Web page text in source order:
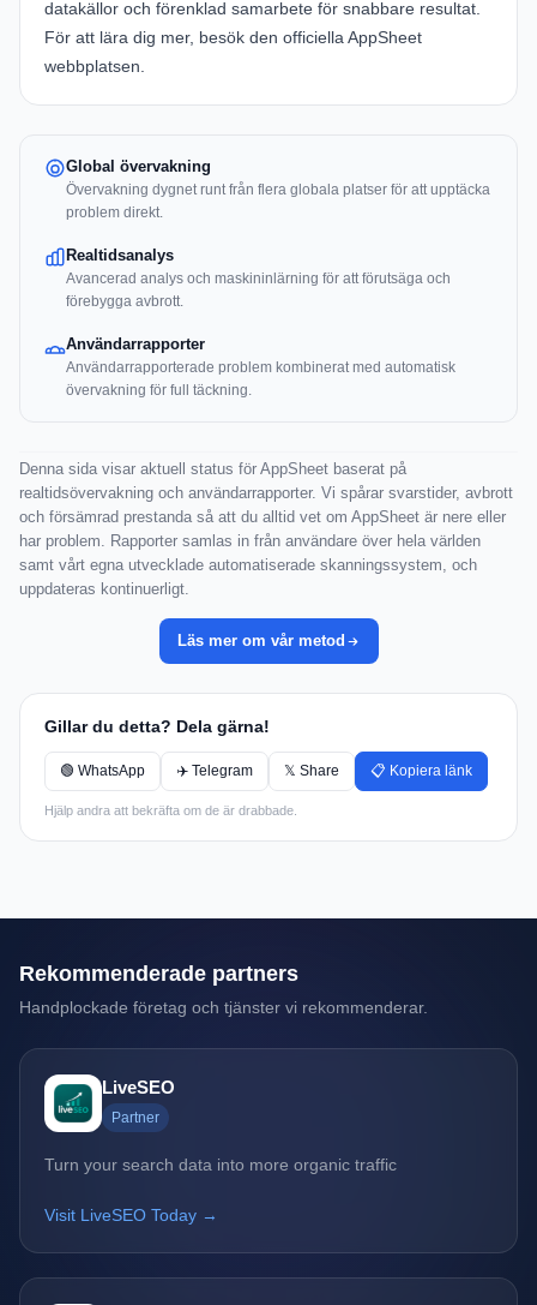
datakällor och förenklad samarbete för snabbare resultat.
För att lära dig mer, besök den officiellaAppSheet
webbplatsen.
Global övervakning
Övervakning dygnet runt från flera globala platser för att upptäcka
problem direkt.
Realtidsanalys
Avancerad analys och maskininlärning för att förutsäga och
förebygga avbrott.
Användarrapporter
Användarrapporterade problem kombinerat med automatisk
övervakning för full täckning.
Denna sida visar aktuell status för AppSheet baserat på
realtidsövervakning och användarrapporter. Vi spårar svarstider, avbrott
och försämrad prestanda så att du alltid vet om AppSheet är nere eller
har problem. Rapporter samlas in från användare över hela världen
samt vårt egna utvecklade automatiserade skanningssystem, och
uppdateras kontinuerligt.
Läs mer om vår metod
Gillar du detta? Dela gärna!
🟢 WhatsApp ✈️ Telegram 𝕏 Share 📋 Kopiera länk
Hjälp andra att bekräfta om de är drabbade.
Rekommenderade partners
Handplockade företag och tjänster vi rekommenderar.
LiveSEO
Partner
Turn your search data into more organic traffic
Visit LiveSEO Today →